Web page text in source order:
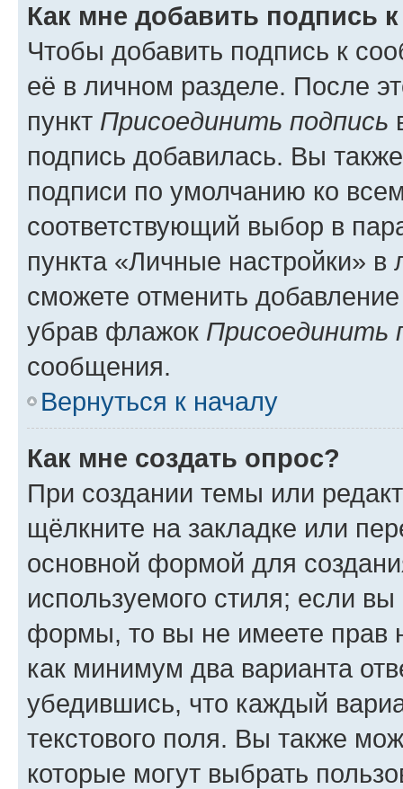
Как мне добавить подпись
Чтобы добавить подпись к
её в личном разделе. После
пункт Присоединить подпись
подпись добавилась. Вы
подписи по умолчанию ко
соответствующий выбор в
пункта «Личные настройки»
сможете отменить
убрав флажок Присоединить
сообщения.
Вернуться к началу
Как мне создать опрос?
При создании темы или
щёлкните на закладке или
основной формой для
используемого стиля; если
формы, то вы не имеете прав
как минимум два варианта
убедившись, что каждый
текстового поля. Вы также
которые могут выбрать